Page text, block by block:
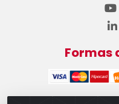
Formas